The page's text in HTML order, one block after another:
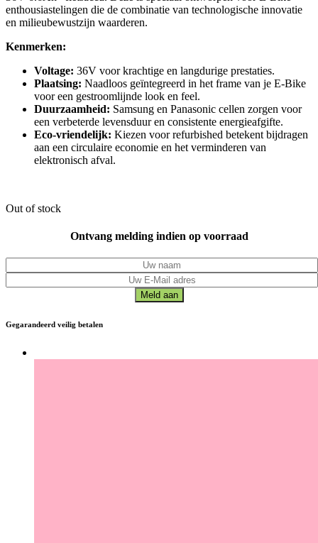
enthousiastelingen die de combinatie van technologische innovatie
en milieubewustzijn waarderen.
Kenmerken:
Voltage: 36V voor krachtige en langdurige prestaties.
Plaatsing: Naadloos geïntegreerd in het frame van je E-Bike
voor een gestroomlijnde look en feel.
Duurzaamheid: Samsung en Panasonic cellen zorgen voor
een verbeterde levensduur en consistente energieafgifte.
Eco-vriendelijk: Kiezen voor refurbished betekent bijdragen
aan een circulaire economie en het verminderen van
elektronisch afval.
Out of stock
Ontvang melding indien op voorraad
Gegarandeerd veilig betalen